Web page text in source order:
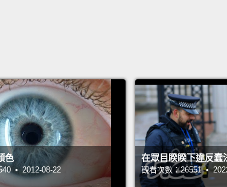
色
• 2012-08-22
在眾目睽睽下違反蠢
觀看次數：26551 •